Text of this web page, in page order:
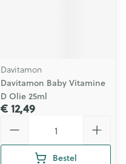
Davitamon
Davitamon Baby Vitamine
D Olie 25ml
€ 12,49
Bestel